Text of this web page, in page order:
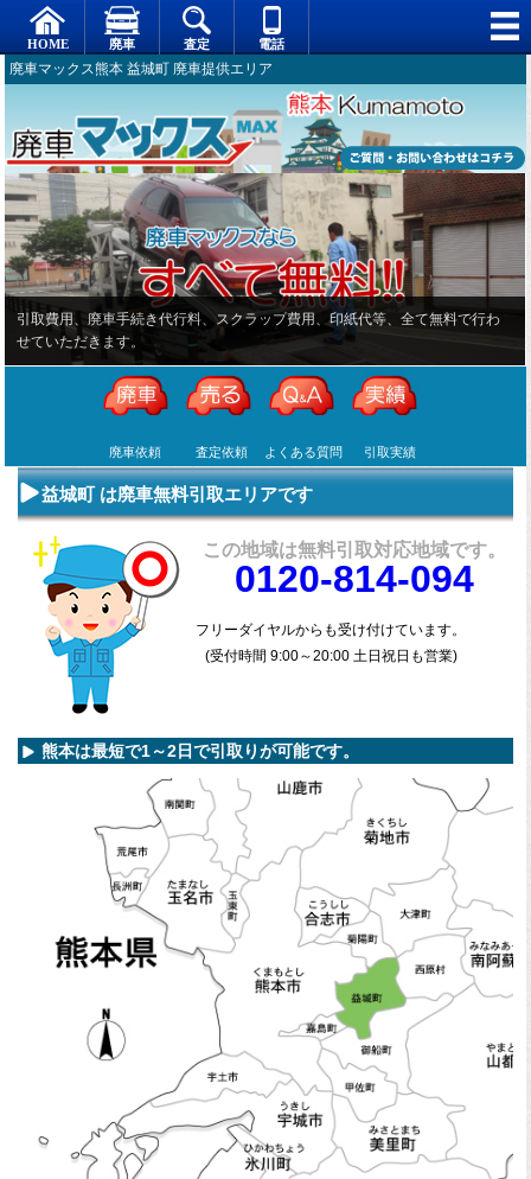
廃車マックス熊本 益城町 廃車提供エリア
廃車依頼
不要になった
車の廃車手続
す。
査定依頼
専門スタッフ
がしっかりと
す。
よくある質問
廃車全般に関
するよくある
します。
引取実績
た車や下取り
の実績デー
タ。
益城町 は廃車無料引取エリアです
この地域は無料引取対応地域です。
0120-814-094
フリーダイヤルからも受け付けています。
(受付時間 9:00～20:00 土日祝日も営業)
熊本は最短で1～2日で引取りが可能です。